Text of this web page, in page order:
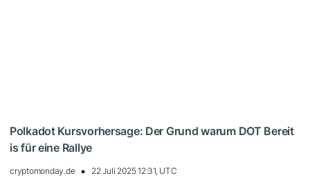
Polkadot Kursvorhersage: Der Grund warum DOT Bereit
is für eine Rallye
cryptomonday.de 22 Juli 2025 12:31, UTC